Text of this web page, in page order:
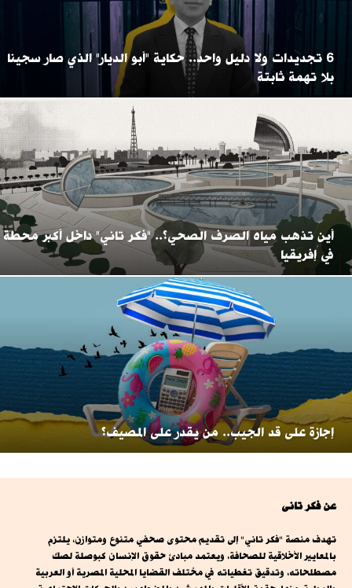
6 تجديدات ولا دليل واحد.. حكاية "أبو الديار" الذي صار سجينا
بلا تهمة ثابتة
أين تذهب مياه الصرف الصحي؟.. "فكر تاني" داخل أكبر محطة
في إفريقيا
إجازة على قد الجيب.. من يقدر على المصيف؟
عن فكر تانى
تهدف منصة "فكر تاني" إلى تقديم محتوى صحفي متنوع ومتوازن، يلتزم
بالمعايير الأخلاقية للصحافة، ويعتمد مبادئ حقوق الإنسان كبوصلة لصك
مصطلحاته، وتدقيق تغطياته في مختلف القضايا المحلية المصرية أو العربية